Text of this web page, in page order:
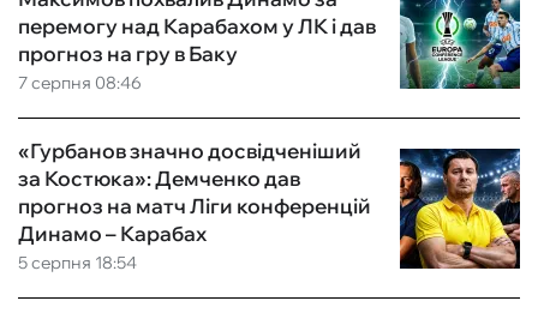
7 серпня 08:46
перемогу над Карабахом у ЛК і дав
прогноз на гру в Баку
5 серпня 18:54
«Гурбанов значно досвідченіший
за Костюка»: Демченко дав
прогноз на матч Ліги конференцій
Динамо – Карабах